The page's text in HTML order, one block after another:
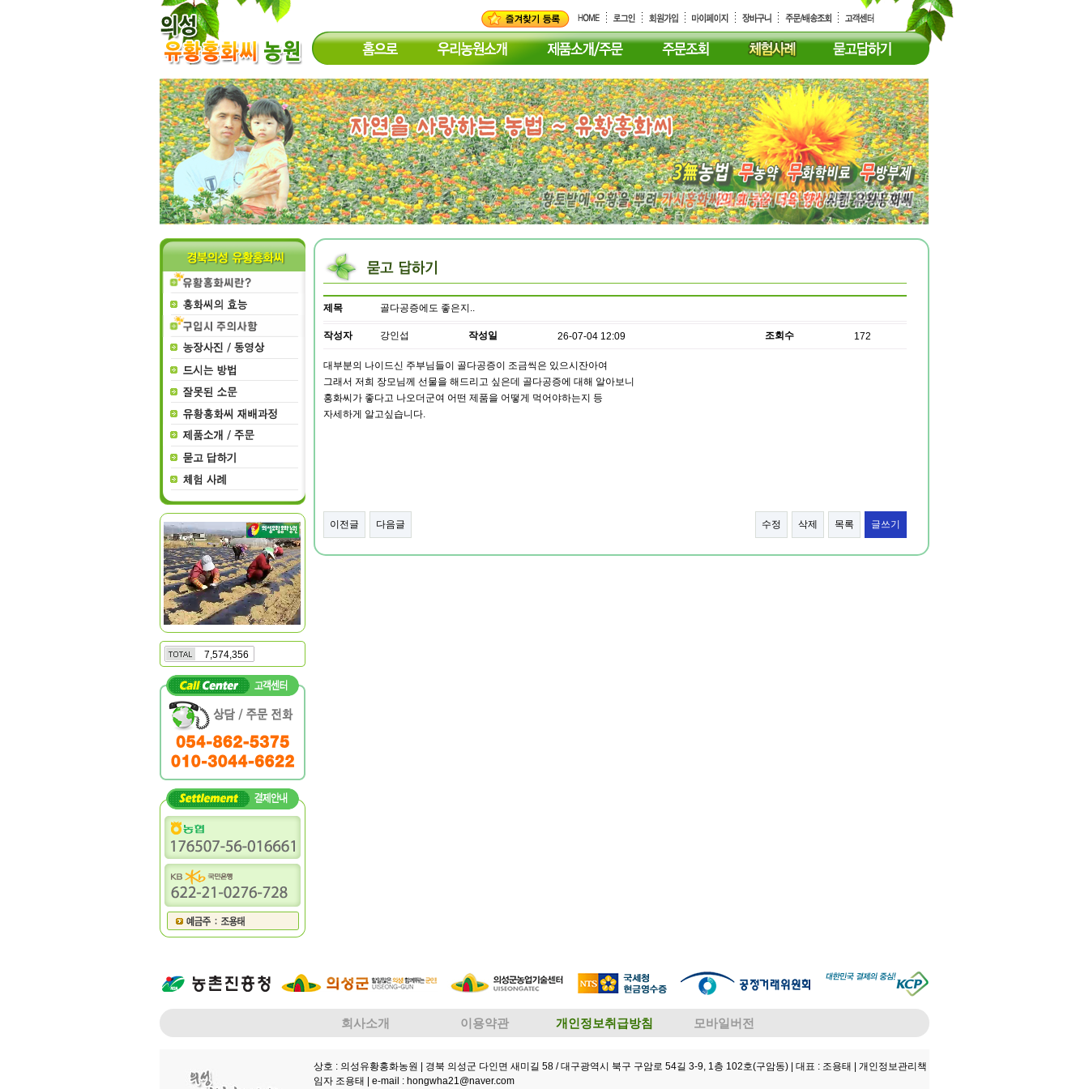
7,574,356
제목 골다공증에도 좋은지..
작성자 강인섭 작성일 26-07-04 12:09 조회수 172
대부분의 나이드신 주부님들이 골다공증이 조금씩은 있으시잔아여
그래서 저희 장모님께 선물을 해드리고 싶은데 골다공증에 대해 알아보니
홍화씨가 좋다고 나오더군여 어떤 제품을 어떻게 먹어야하는지 등
자세하게 알고싶습니다.
이전글 다음글 수정 삭제 목록 글쓰기
회사소개 이용약관 개인정보취급방침 모바일버전
상호 : 의성유황홍화농원 | 경북 의성군 다인면 새미길 58 / 대구광역시 북구 구암로 54길 3-9, 1층 102호(구암동) | 대표 : 조용태 | 개인정보관리책
임자 조용태 | e-mail : hongwha21@naver.com